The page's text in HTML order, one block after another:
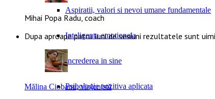
Aspiratii, valori si nevoi umane fundamentale
Inteligenta emotionala
Increderea in sine
Psihologie pozitiva aplicata
Mihai Popa Radu, coach
Dupa aproape patru luni de sesiuni rezultatele sunt
Mălina Ciobanu, violonistă